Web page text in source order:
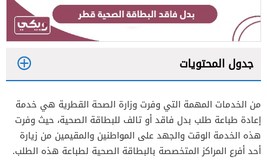
جدول المحتويات
2
من الخدمات المهمة التي وفرت وزارة الصحة القطرية هي خدمة
إعادة طباعة طلب بدل فاقد أو تالف للبطاقة الصحية، حيث وفرت
هذه الخدمة الوقت والجهد على المواطنين والمقيمين من زيارة
أحد أفرع المراكز المتخصصة بالبطاقة الصحية لطباعة هذه الطلب.